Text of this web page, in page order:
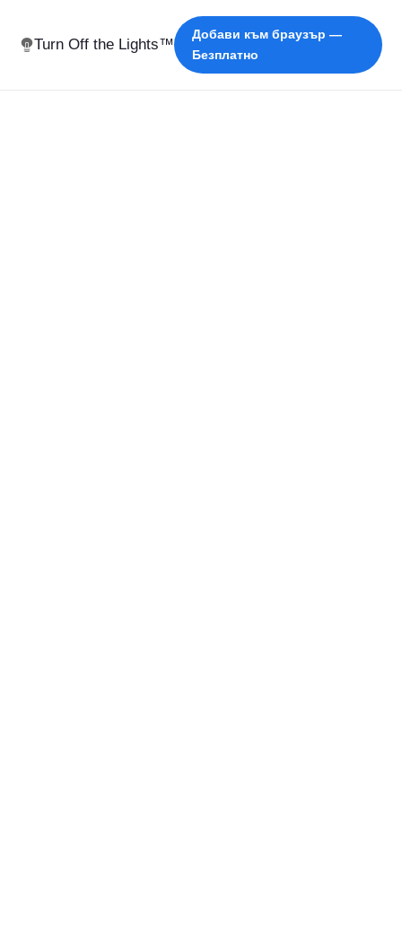
Turn Off the Lights™
Добави към браузър —
Безплатно